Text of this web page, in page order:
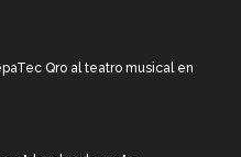
Qro al teatro musical en